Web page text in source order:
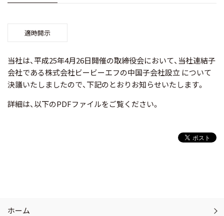
適時開示
当社は、平成25年4月26日開催の取締役会において、当社連結子
会社である株式会社ビービーエフの中国子会社設立 について
決議いたしましたので、下記のとおりお知らせいたします。
詳細は、以下のPDFファイルをご覧ください。
ホーム